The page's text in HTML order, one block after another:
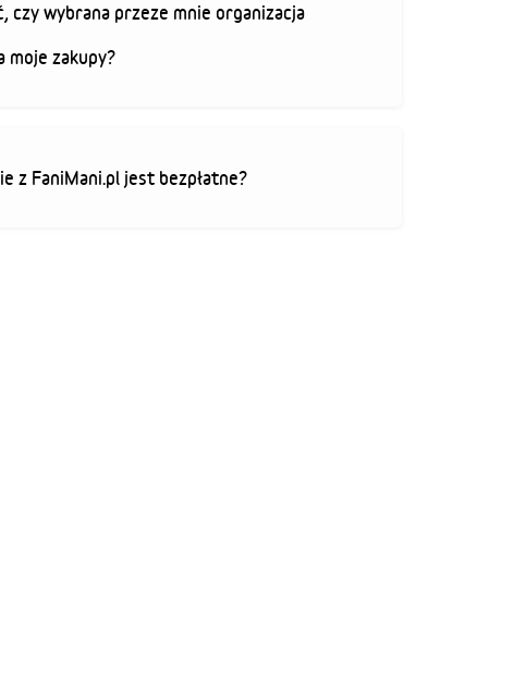
czy wybrana przeze mnie organizacja
moje zakupy?
z FaniMani.pl jest bezpłatne?